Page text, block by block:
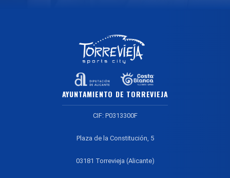
AYUNTAMIENTO DE TORREVIEJA
CIF: P0313300F
Plaza de la Constitución, 5
03181 Torrevieja (Alicante)